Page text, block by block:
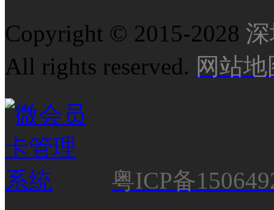
Copyright © 2015-2028
All rights reserved. 网站地
粤ICP备